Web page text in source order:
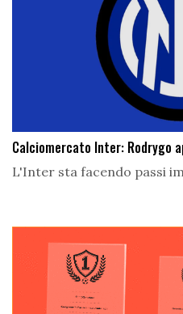
Calciomercato Inter: Rodrygo
L'Inter sta facendo passi